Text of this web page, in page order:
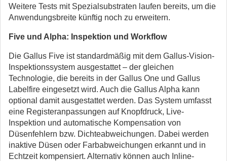
Weitere Tests mit Spezialsubstraten laufen bereits, um die
Anwendungsbreite künftig noch zu erweitern.
Five und Alpha: Inspektion und Workflow
Die Gallus Five ist standardmäßig mit dem Gallus-Vision-
Inspektionssystem ausgestattet – der gleichen
Technologie, die bereits in der Gallus One und Gallus
Labelfire eingesetzt wird. Auch die Gallus Alpha kann
optional damit ausgestattet werden. Das System umfasst
eine Registeranpassungen auf Knopfdruck, Live-
Inspektion und automatische Kompensation von
Düsenfehlern bzw. Dichteabweichungen. Dabei werden
inaktive Düsen oder Farbabweichungen erkannt und in
Echtzeit kompensiert. Alternativ können auch Inline-